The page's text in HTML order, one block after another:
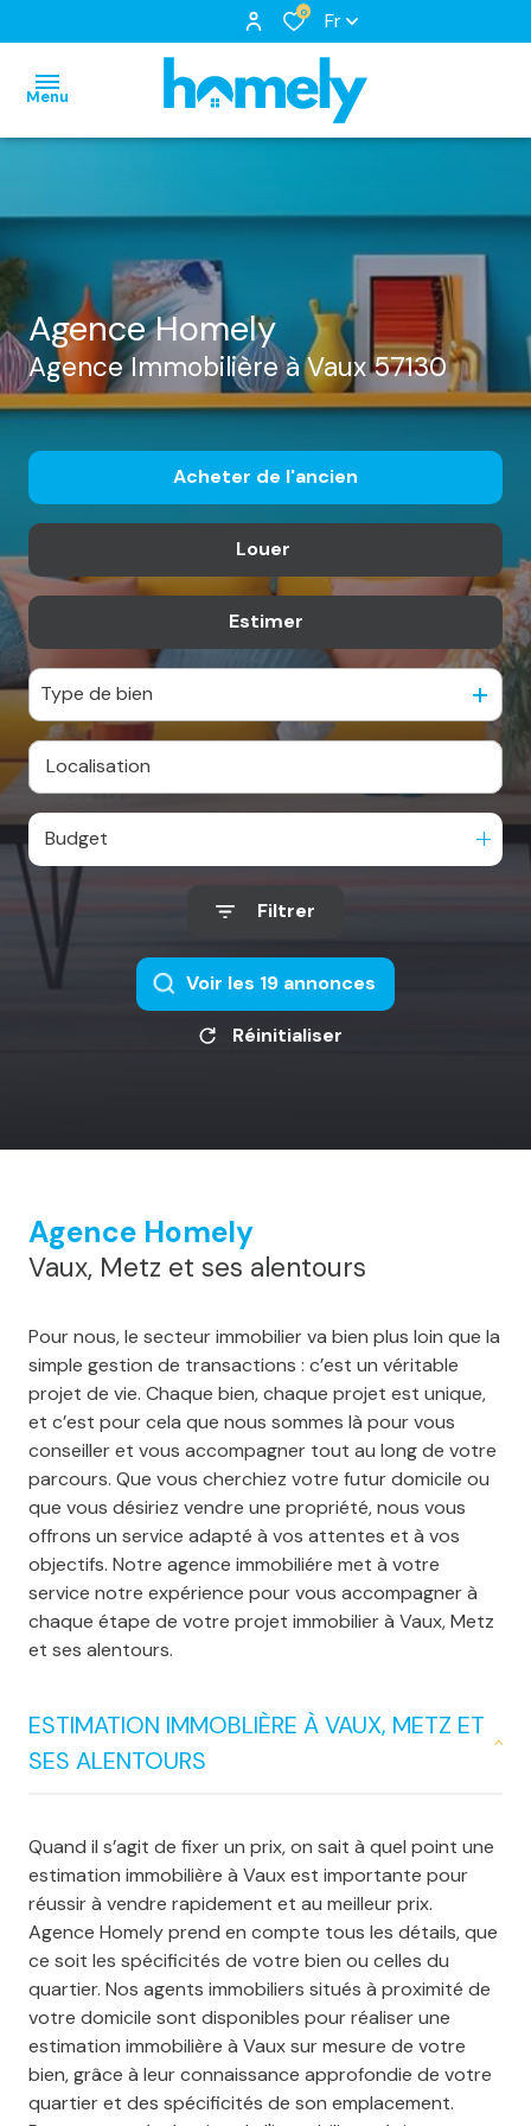
0 Fr
Menu
biens
nos
locations
biens
louer
biens
loués
biens
vendus
estimation
agence
notre
équipe
nos
services
e-
mail
notre
actualité
contact
Agence Homely
Agence Immobilière à Vaux 57130
Acheter de l'ancien
Louer
Estimer
Type de bien
Budget
Filtrer
Voir les 19 annonces
Réinitialiser
Agence Homely
Vaux, Metz et ses alentours
Pour nous, le secteur immobilier va bien plus loin que la
simple gestion de transactions : c’est un véritable
projet de vie. Chaque bien, chaque projet est unique,
et c’est pour cela que nous sommes là pour vous
conseiller et vous accompagner tout au long de votre
parcours. Que vous cherchiez votre futur domicile ou
que vous désiriez vendre une propriété, nous vous
offrons un service adapté à vos attentes et à vos
objectifs. Notre agence immobiliére met à votre
service notre expérience pour vous accompagner à
chaque étape de votre projet immobilier à Vaux, Metz
et ses alentours.
ESTIMATION IMMOBLIÈRE À VAUX, METZ ET
SES ALENTOURS
Quand il s’agit de fixer un prix, on sait à quel point une
estimation immobilière à Vaux est importante pour
réussir à vendre rapidement et au meilleur prix.
Agence Homely prend en compte tous les détails, que
ce soit les spécificités de votre bien ou celles du
quartier. Nos agents immobiliers situés à proximité de
votre domicile sont disponibles pour réaliser une
estimation immobilière à Vauxsur mesure de votre
bien, grâce à leur connaissance approfondie de votre
quartier et des spécificités de son emplacement.